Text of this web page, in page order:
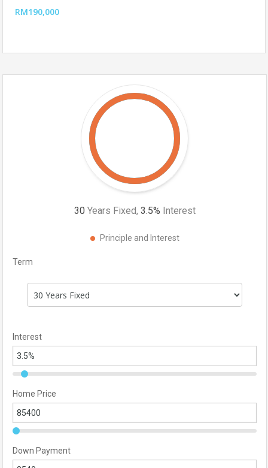
RM190,000
30 Years Fixed, 3.5% Interest
Principle and Interest
Term
Interest
Home Price
Down Payment